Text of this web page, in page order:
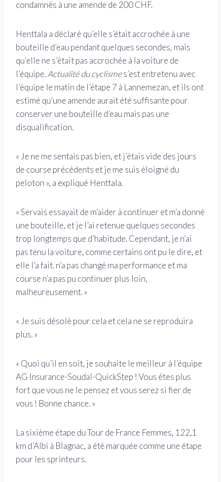
condamnés à une amende de 200 CHF.
Henttala a déclaré qu’elle s’était accrochée à une
bouteille d’eau pendant quelques secondes, mais
qu’elle ne s’était pas accrochée à la voiture de
l’équipe.Actualité du cyclismes’est entretenu avec
l’équipe le matin de l’étape 7 à Lannemezan, et ils ont
estimé qu’une amende aurait été suffisante pour
conserver une bouteille d’eau mais pas une
disqualification.
« Je ne me sentais pas bien, et j’étais vide des jours
de course précédents et je me suis éloigné du
peloton », a expliqué Henttala.
« Servais essayait de m’aider à continuer et m’a donné
une bouteille, et je l’ai retenue quelques secondes
trop longtemps que d’habitude. Cependant, je n’ai
pas tenu la voiture, comme certains ont pu le dire, et
elle l’a fait. n’a pas changé ma performance et ma
course n’a pas pu continuer plus loin,
malheureusement. »
« Je suis désolé pour cela et cela ne se reproduira
plus. »
« Quoi qu’il en soit, je souhaite le meilleur à l’équipe
AG Insurance-Soudal-QuickStep ! Vous êtes plus
fort que vous ne le pensez et vous serez si fier de
vous ! Bonne chance. »
La sixième étape du Tour de France Femmes, 122,1
km d’Albi à Blagnac, a été marquée comme une étape
pour les sprinteurs.